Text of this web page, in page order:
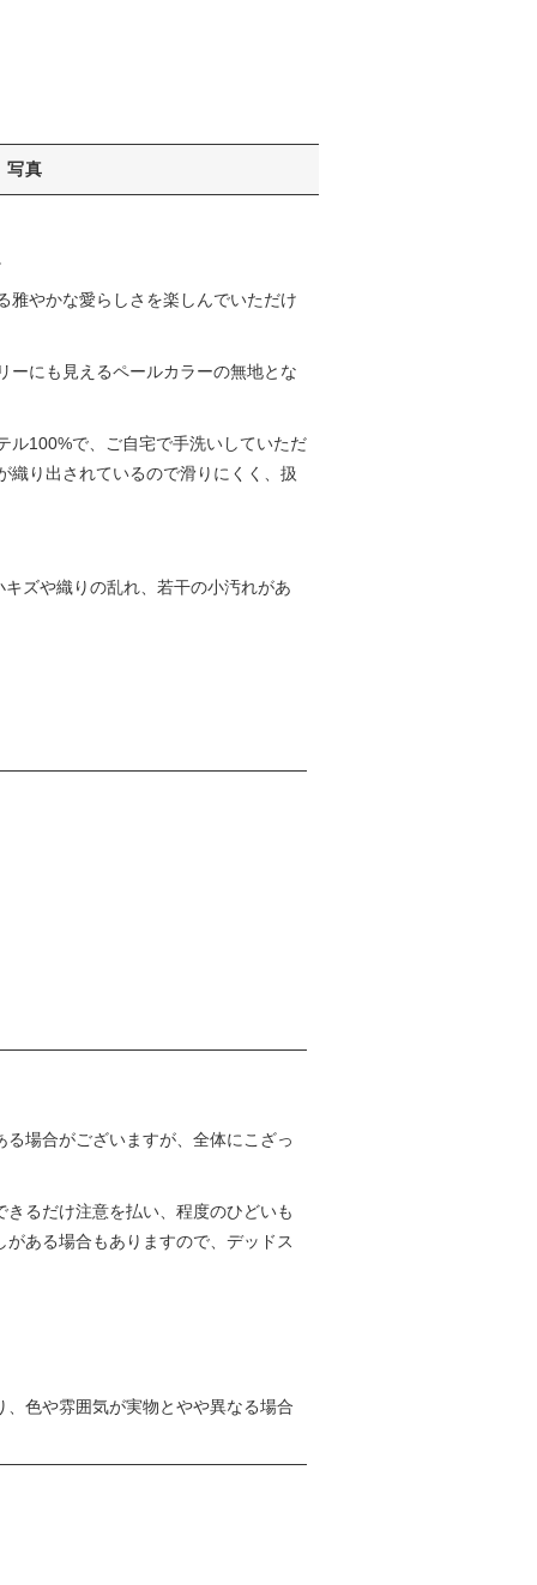
写真
雅やかな愛らしさを楽しんでいただけ
ーにも見えるペールカラーの無地とな
ル100%で、ご自宅で手洗いしていただ
織り出されているので滑りにくく、扱
ズや織りの乱れ、若干の小汚れがあ
場合がございますが、全体にこざっ
るだけ注意を払い、程度のひどいも
ある場合もありますので、デッドス
色や雰囲気が実物とやや異なる場合